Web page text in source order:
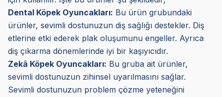
Dental Köpek Oyuncakları: Bu ürün grubundaki
ürünler, sevimli dostunuzun diş sağlığı destekler. Diş
etlerine etki ederek plak oluşumunu engeller. Ayrıca
diş çıkarma dönemlerinde iyi bir kaşıyıcıdır.
Zekâ Köpek Oyuncakları: Bu gruba ait ürünler,
sevimli dostunuzun zihinsel uyarılmasını sağlar.
Sevimli dostunuzun problem çözme yeteneğini